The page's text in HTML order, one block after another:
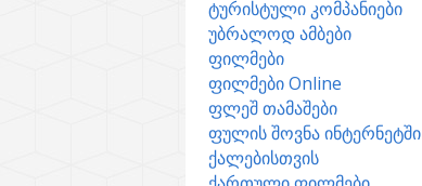
ტურისტული კომპანიები
უბრალოდ ამბები
ფილმები
ფილმები Online
ფლეშ თამაშები
ფულის შოვნა ინტერნეტში
ქალებისთვის